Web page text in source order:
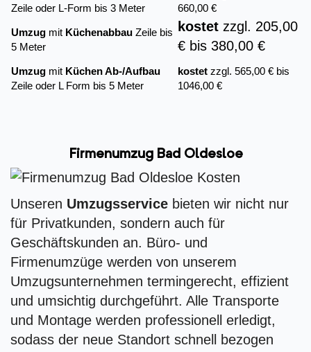
Zeile oder L-Form bis 3 Meter
660,00 €
Umzug mit Küchenabbau Zeile bis
5 Meter
kostet zzgl. 205,00
€ bis 380,00 €
Umzug mit Küchen Ab-/Aufbau
Zeile oder L Form bis 5 Meter
kostet zzgl. 565,00 € bis
1046,00 €
Firmenumzug Bad Oldesloe
Unseren Umzugsservice bieten wir nicht nur
für Privatkunden, sondern auch für
Geschäftskunden an. Büro- und
Firmenumzüge werden von unserem
Umzugsunternehmen termingerecht, effizient
und umsichtig durchgeführt. Alle Transporte
und Montage werden professionell erledigt,
sodass der neue Standort schnell bezogen